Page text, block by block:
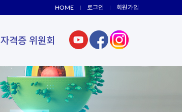
HOME 로그인 회원가입
자격증 위원회